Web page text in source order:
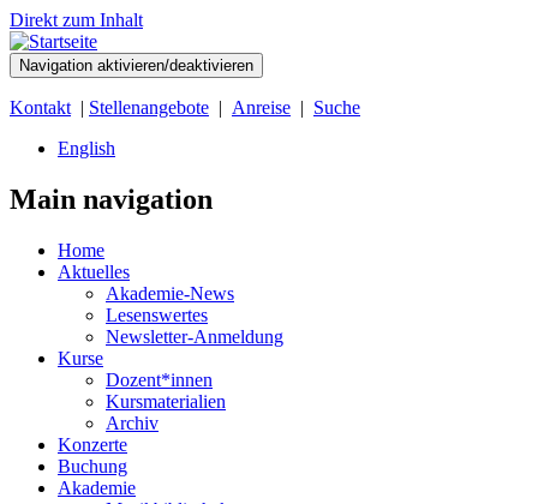
Direkt zum Inhalt
Navigation aktivieren/deaktivieren
Kontakt | Stellenangebote | Anreise | Suche
English
Main navigation
Home
Aktuelles
Akademie-News
Lesenswertes
Newsletter-Anmeldung
Kurse
Dozent*innen
Kursmaterialien
Archiv
Konzerte
Buchung
Akademie